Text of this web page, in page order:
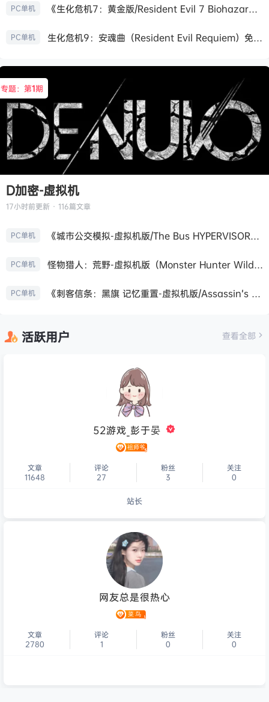
PC单机 《生化危机7：黄金版/Resident Evil 7 Biohazard》免安装中文版
PC单机 生化危机9：安魂曲（Resident Evil Requiem）免安装中文版
专题：第1期
D加密-虚拟机
17小时前更新 · 116篇文章
PC单机 《城市公交模拟-虚拟机版/The Bus HYPERVISOR》免安装中文版
PC单机 怪物猎人：荒野-虚拟机版（Monster Hunter Wilds HYPERVISOR）免安装中文版
PC单机 《刺客信条：黑旗 记忆重置-虚拟机版/Assassin’s Creed Black Flag Resynced HYPERVISOR》免安装中文版
活跃用户 查看全部
52游戏_彭于晏
文章
11648
评论
27
粉丝
3
关注
0
站长
个人主页
网友总是很热心
文章
2780
评论
1
粉丝
0
关注
0